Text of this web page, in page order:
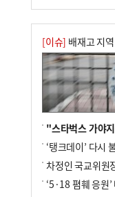
[이슈] 배재고 지